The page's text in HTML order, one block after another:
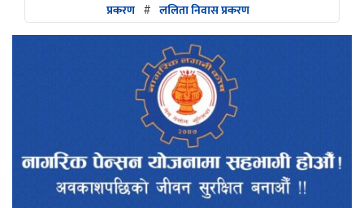
प्रकरण # ललिता निवास प्रकरण